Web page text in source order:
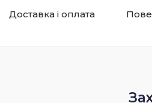
Доставка і оплата